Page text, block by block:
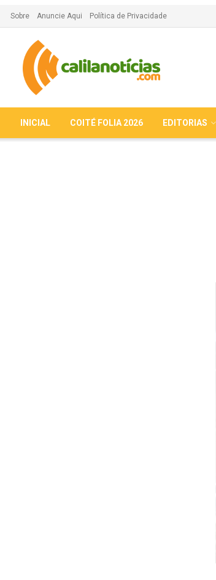
Sobre Anuncie Aqui Política de Privacidade
INICIAL COITÉ FOLIA 2026 EDITORIAS